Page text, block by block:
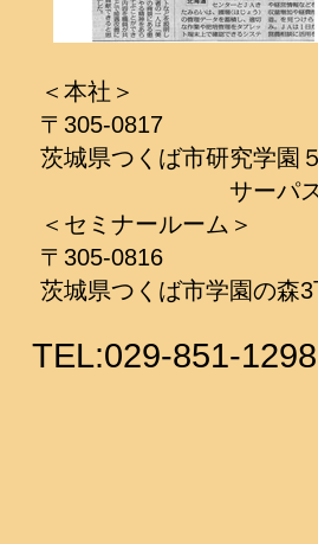
＜本社＞
〒305-0817
茨城県つくば市研究学園
サーパスつくば
＜セミナールーム＞
〒305-0816
茨城県つくば市学園の森
TEL:029-851-